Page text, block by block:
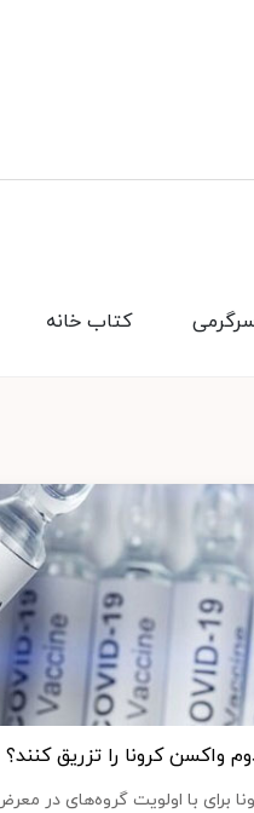
کتاب خانه
واکسن کرونا را تزریق کنند؟
برای با اولویت گروه‌های در